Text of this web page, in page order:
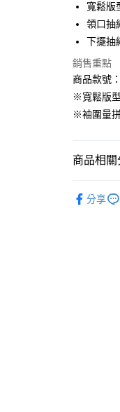
街口支付
運送方式
全家取貨
每筆
每筆
每筆
寬鬆版
領口抽
下擺抽
銷售重點
商品款號
※寬鬆版
※袖圍量
商品相關
分享